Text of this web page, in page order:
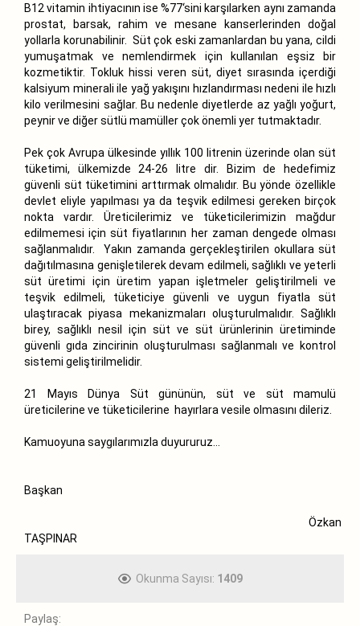
B12 vitamin ihtiyacının ise %77‘sini karşılarken aynı zamanda
prostat, barsak, rahim ve mesane kanserlerinden doğal
yollarla korunabilinir. Süt çok eski zamanlardan bu yana, cildi
yumuşatmak ve nemlendirmek için kullanılan eşsiz bir
kozmetiktir. Tokluk hissi veren süt, diyet sırasında içerdiği
kalsiyum minerali ile yağ yakışını hızlandırması nedeni ile hızlı
kilo verilmesini sağlar. Bu nedenle diyetlerde az yağlı yoğurt,
peynir ve diğer sütlü mamüller çok önemli yer tutmaktadır.
Pek çok Avrupa ülkesinde yıllık 100 litrenin üzerinde olan süt
tüketimi, ülkemizde 24-26 litre dir. Bizim de hedefimiz
güvenli süt tüketimini arttırmak olmalıdır. Bu yönde özellikle
devlet eliyle yapılması ya da teşvik edilmesi gereken birçok
nokta vardır. Üreticilerimiz ve tüketicilerimizin mağdur
edilmemesi için süt fiyatlarının her zaman dengede olması
sağlanmalıdır. Yakın zamanda gerçekleştirilen okullara süt
dağıtılmasına genişletilerek devam edilmeli, sağlıklı ve yeterli
süt üretimi için üretim yapan işletmeler geliştirilmeli ve
teşvik edilmeli, tüketiciye güvenli ve uygun fiyatla süt
ulaştıracak piyasa mekanizmaları oluşturulmalıdır. Sağlıklı
birey, sağlıklı nesil için süt ve süt ürünlerinin üretiminde
güvenli gıda zincirinin oluşturulması sağlanmalı ve kontrol
sistemi geliştirilmelidir.
21 Mayıs Dünya Süt gününün, süt ve süt mamulü
üreticilerine ve tüketicilerine hayırlara vesile olmasını dileriz.
Kamuoyuna saygılarımızla duyururuz...
Başkan
Özkan
TAŞPINAR
Okunma Sayısı: 1409
Paylaş: